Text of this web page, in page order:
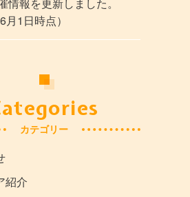
情報を更新しました。
月1日時点）
カテゴリー
紹介